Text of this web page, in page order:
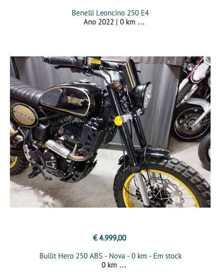
Benelli Leoncino 250 E4
Ano 2022 | 0 km
€ 4.999,00
Bullit Hero 250 ABS - Nova - 0 km - Em stock
0 km